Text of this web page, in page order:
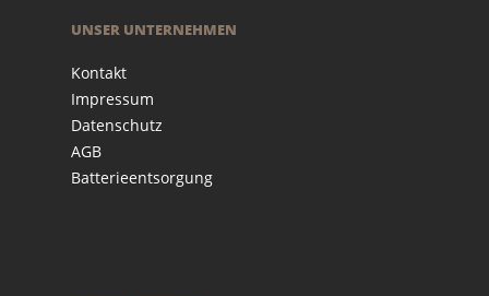
UNSER UNTERNEHMEN
Kontakt
Impressum
Datenschutz
AGB
Batterieentsorgung